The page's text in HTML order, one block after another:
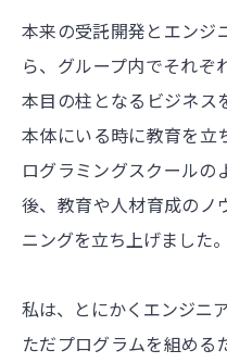
本来の受託開発とエンジ
ら、グループ内でそれぞ
本目の柱となるビジネス
本体にいる時に教育を立
ログラミングスクールの
後、教育や人材育成のノ
ニングを立ち上げました。
私は、とにかくエンジニ
ただプログラムを組める